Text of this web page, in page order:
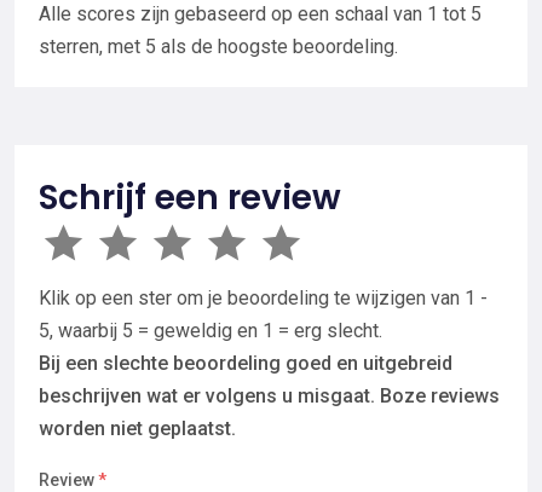
Alle scores zijn gebaseerd op een schaal van 1 tot 5
sterren, met 5 als de hoogste beoordeling.
Schrijf een review
Klik op een ster om je beoordeling te wijzigen van 1 -
5, waarbij 5 = geweldig en 1 = erg slecht.
Bij een slechte beoordeling goed en uitgebreid
beschrijven wat er volgens u misgaat. Boze reviews
worden niet geplaatst.
Review*